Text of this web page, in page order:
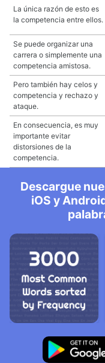
La única razón de esto es
la competencia entre ellos.
Se puede organizar una
carrera o simplemente una
competencia amistosa.
Pero también hay celos y
competencia y rechazo y
ataque.
En consecuencia, es muy
importante evitar
distorsiones de la
competencia.
Descargue
iOS y